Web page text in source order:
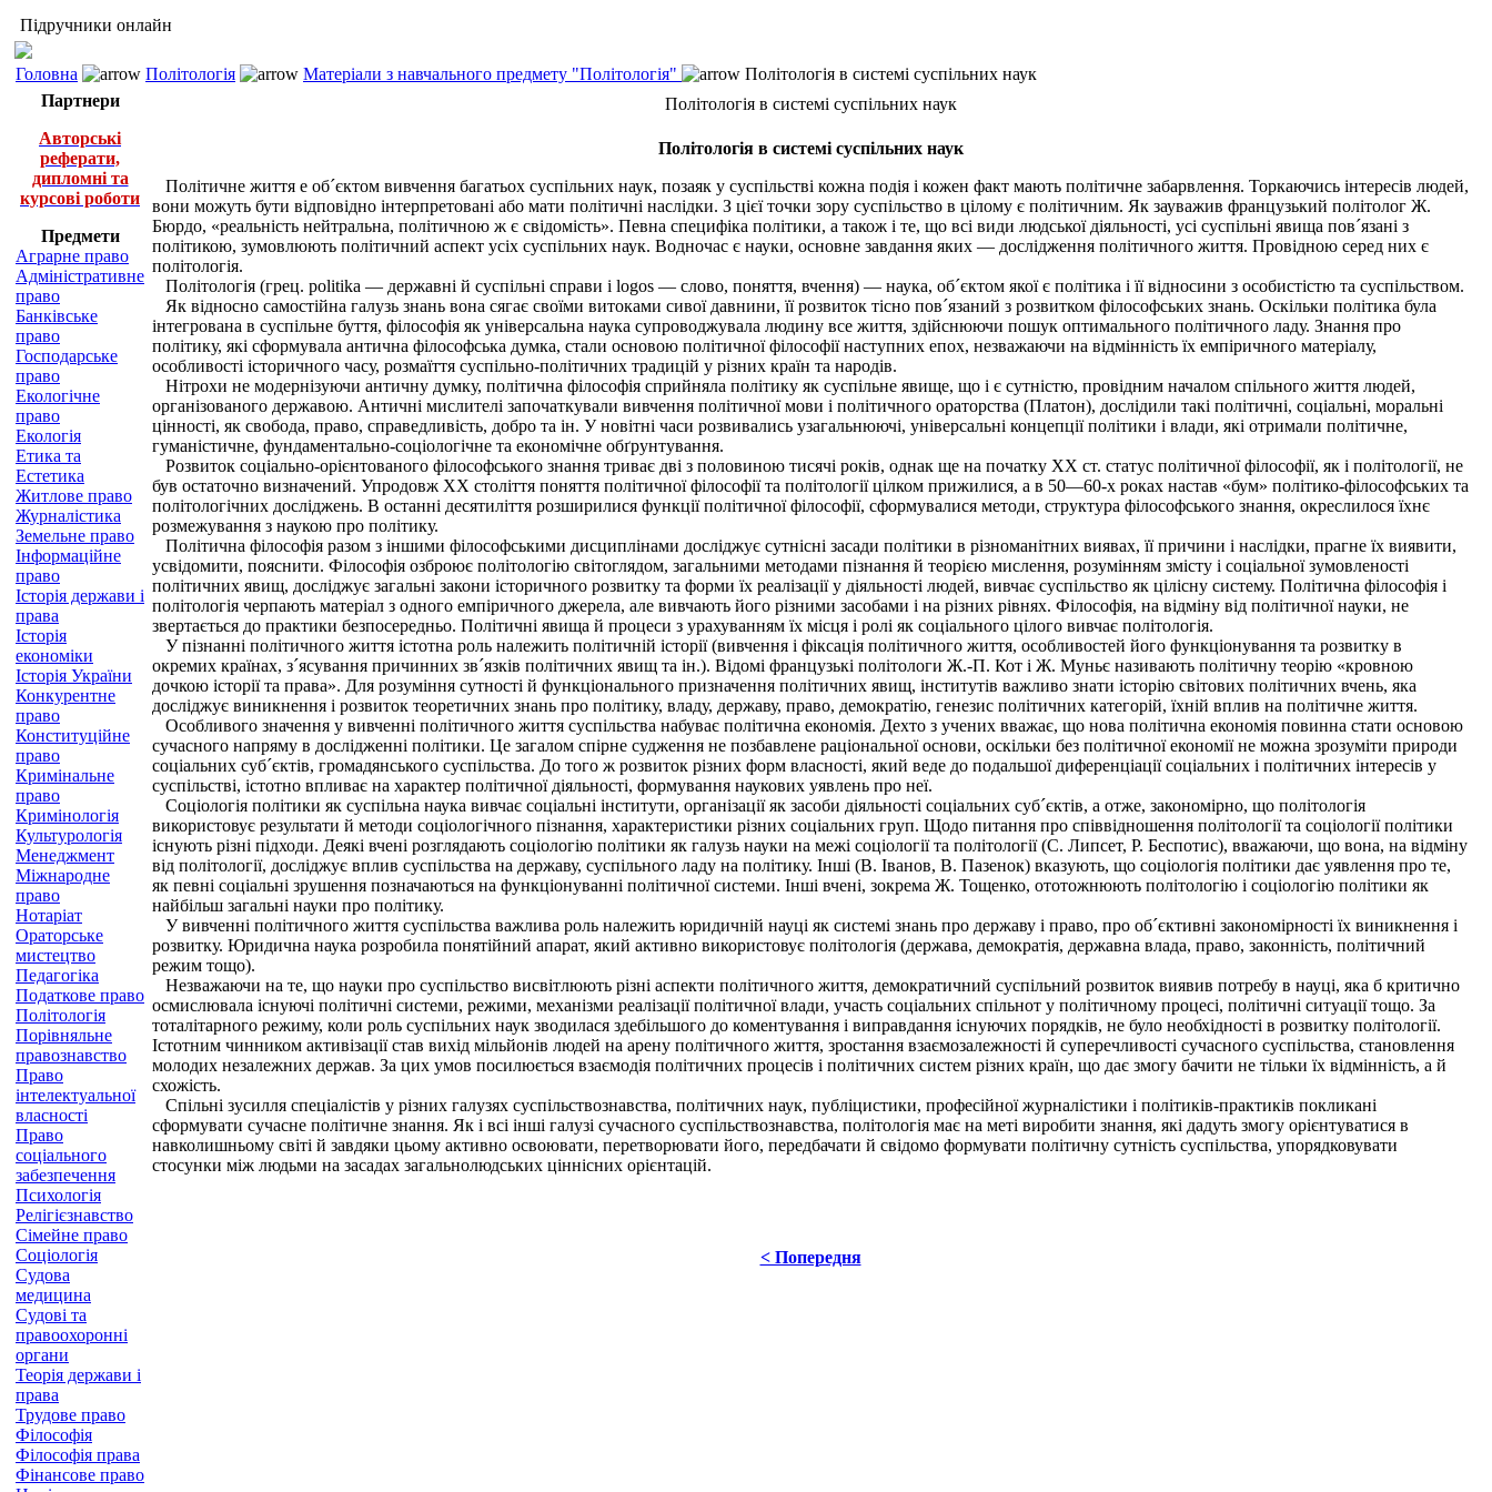
Підручники онлайн
Головна Політологія Матеріали з навчального предмету "Політологія"
Політологія в системі суспільних наук
Партнери
Авторські
реферати,
дипломні та
курсові роботи
Предмети
Аграрне право
Адміністративне
право
Банківське
право
Господарське
право
Екологічне
право
Екологія
Етика та
Естетика
Житлове право
Журналістика
Земельне право
Інформаційне
право
Історія держави і
права
Історія
економіки
Історія України
Конкурентне
право
Конституційне
право
Кримінальне
право
Кримінологія
Культурологія
Менеджмент
Міжнародне
право
Нотаріат
Ораторське
мистецтво
Педагогіка
Податкове право
Політологія
Порівняльне
правознавство
Право
інтелектуальної
власності
Право
соціального
забезпечення
Психологія
Релігієзнавство
Сімейне право
Соціологія
Судова
медицина
Судові та
правоохоронні
органи
Теорія держави і
права
Трудове право
Філософія
Філософія права
Фінансове право
Політологія в системі суспільних наук
Політологія в системі суспільних наук
Політичне життя е об´єктом вивчення багатьох суспільних наук, позаяк у суспільстві кожна подія і кожен факт мають політичне забарвлення. Торкаючись інтересів людей,
вони можуть бути відповідно інтерпретовані або мати політичні наслідки. З цієї точки зору суспільство в цілому є політичним. Як зауважив французький політолог Ж.
Бюрдо, «реальність нейтральна, політичною ж є свідомість». Певна специфіка політики, а також і те, що всі види людської діяльності, усі суспільні явища пов´язані з
політикою, зумовлюють політичний аспект усіх суспільних наук. Водночас є науки, основне завдання яких — дослідження політичного життя. Провідною серед них є
політологія.
Політологія (грец. politika — державні й суспільні справи і logos — слово, поняття, вчення) — наука, об´єктом якої є політика і її відносини з особистістю та суспільством.
Як відносно самостійна галузь знань вона сягає своїми витоками сивої давнини, її розвиток тісно пов´язаний з розвитком філософських знань. Оскільки політика була
інтегрована в суспільне буття, філософія як універсальна наука супроводжувала людину все життя, здійснюючи пошук оптимального політичного ладу. Знання про
політику, які сформувала антична філософська думка, стали основою політичної філософії наступних епох, незважаючи на відмінність їх емпіричного матеріалу,
особливості історичного часу, розмаїття суспільно-політичних традицій у різних країн та народів.
Нітрохи не модернізуючи античну думку, політична філософія сприйняла політику як суспільне явище, що і є сутністю, провідним началом спільного життя людей,
організованого державою. Античні мислителі започаткували вивчення політичної мови і політичного ораторства (Платон), дослідили такі політичні, соціальні, моральні
цінності, як свобода, право, справедливість, добро та ін. У новітні часи розвивались узагальнюючі, універсальні концепції політики і влади, які отримали політичне,
гуманістичне, фундаментально-соціологічне та економічне обґрунтування.
Розвиток соціально-орієнтованого філософського знання триває дві з половиною тисячі років, однак ще на початку XX ст. статус політичної філософії, як і політології, не
був остаточно визначений. Упродовж XX століття поняття політичної філософії та політології цілком прижилися, а в 50—60-х роках настав «бум» політико-філософських та
політологічних досліджень. В останні десятиліття розширилися функції політичної філософії, сформувалися методи, структура філософського знання, окреслилося їхнє
розмежування з наукою про політику.
Політична філософія разом з іншими філософськими дисциплінами досліджує сутнісні засади політики в різноманітних виявах, її причини і наслідки, прагне їх виявити,
усвідомити, пояснити. Філософія озброює політологію світоглядом, загальними методами пізнання й теорією мислення, розумінням змісту і соціальної зумовленості
політичних явищ, досліджує загальні закони історичного розвитку та форми їх реалізації у діяльності людей, вивчає суспільство як цілісну систему. Політична філософія і
політологія черпають матеріал з одного емпіричного джерела, але вивчають його різними засобами і на різних рівнях. Філософія, на відміну від політичної науки, не
звертається до практики безпосередньо. Політичні явища й процеси з урахуванням їх місця і ролі як соціального цілого вивчає політологія.
У пізнанні політичного життя істотна роль належить політичній історії (вивчення і фіксація політичного життя, особливостей його функціонування та розвитку в
окремих країнах, з´ясування причинних зв´язків політичних явищ та ін.). Відомі французькі політологи Ж.-П. Кот і Ж. Муньє називають політичну теорію «кровною
дочкою історії та права». Для розуміння сутності й функціонального призначення політичних явищ, інститутів важливо знати історію світових політичних вчень, яка
досліджує виникнення і розвиток теоретичних знань про політику, владу, державу, право, демократію, генезис політичних категорій, їхній вплив на політичне життя.
Особливого значення у вивченні політичного життя суспільства набуває політична економія. Дехто з учених вважає, що нова політична економія повинна стати основою
сучасного напряму в дослідженні політики. Це загалом спірне судження не позбавлене раціональної основи, оскільки без політичної економії не можна зрозуміти природи
соціальних суб´єктів, громадянського суспільства. До того ж розвиток різних форм власності, який веде до подальшої диференціації соціальних і політичних інтересів у
суспільстві, істотно впливає на характер політичної діяльності, формування наукових уявлень про неї.
Соціологія політики як суспільна наука вивчає соціальні інститути, організації як засоби діяльності соціальних суб´єктів, а отже, закономірно, що політологія
використовує результати й методи соціологічного пізнання, характеристики різних соціальних груп. Щодо питання про співвідношення політології та соціології політики
існують різні підходи. Деякі вчені розглядають соціологію політики як галузь науки на межі соціології та політології (С. Липсет, Р. Беспотис), вважаючи, що вона, на відміну
від політології, досліджує вплив суспільства на державу, суспільного ладу на політику. Інші (В. Іванов, В. Пазенок) вказують, що соціологія політики дає уявлення про те,
як певні соціальні зрушення позначаються на функціонуванні політичної системи. Інші вчені, зокрема Ж. Тощенко, ототожнюють політологію і соціологію політики як
найбільш загальні науки про політику.
У вивченні політичного життя суспільства важлива роль належить юридичній науці як системі знань про державу і право, про об´єктивні закономірності їх виникнення і
розвитку. Юридична наука розробила понятійний апарат, який активно використовує політологія (держава, демократія, державна влада, право, законність, політичний
режим тощо).
Незважаючи на те, що науки про суспільство висвітлюють різні аспекти політичного життя, демократичний суспільний розвиток виявив потребу в науці, яка б критично
осмислювала існуючі політичні системи, режими, механізми реалізації політичної влади, участь соціальних спільнот у політичному процесі, політичні ситуації тощо. За
тоталітарного режиму, коли роль суспільних наук зводилася здебільшого до коментування і виправдання існуючих порядків, не було необхідності в розвитку політології.
Істотним чинником активізації став вихід мільйонів людей на арену політичного життя, зростання взаємозалежності й суперечливості сучасного суспільства, становлення
молодих незалежних держав. За цих умов посилюється взаємодія політичних процесів і політичних систем різних країн, що дає змогу бачити не тільки їх відмінність, а й
схожість.
Спільні зусилля спеціалістів у різних галузях суспільствознавства, політичних наук, публіцистики, професійної журналістики і політиків-практиків покликані
сформувати сучасне політичне знання. Як і всі інші галузі сучасного суспільствознавства, політологія має на меті виробити знання, які дадуть змогу орієнтуватися в
навколишньому світі й завдяки цьому активно освоювати, перетворювати його, передбачати й свідомо формувати політичну сутність суспільства, упорядковувати
стосунки між людьми на засадах загальнолюдських ціннісних орієнтацій.
< Попередня